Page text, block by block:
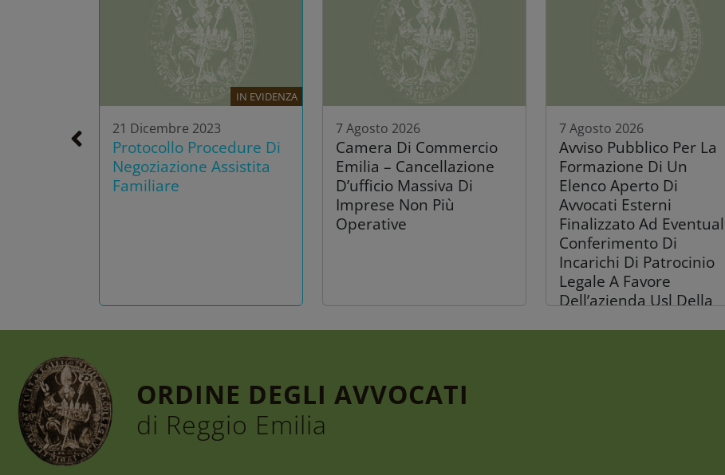
IN EVIDENZA
21 Dicembre 2023
Protocollo Procedure Di
Negoziazione Assistita
Familiare
7 Agosto 2026
Camera Di Commercio
Emilia – Cancellazione
D’ufficio Massiva Di
Imprese Non Più
Operative
7 Agosto 2026
Avviso Pubblico Per La
Formazione Di Un
Elenco Aperto Di
Avvocati Esterni
Finalizzato Ad
Conferimento Di
Incarichi Di Patrocinio
Legale A Favore
Dell’azienda Usl Della
ORDINE DEGLI AVVOCATI
di Reggio Emilia